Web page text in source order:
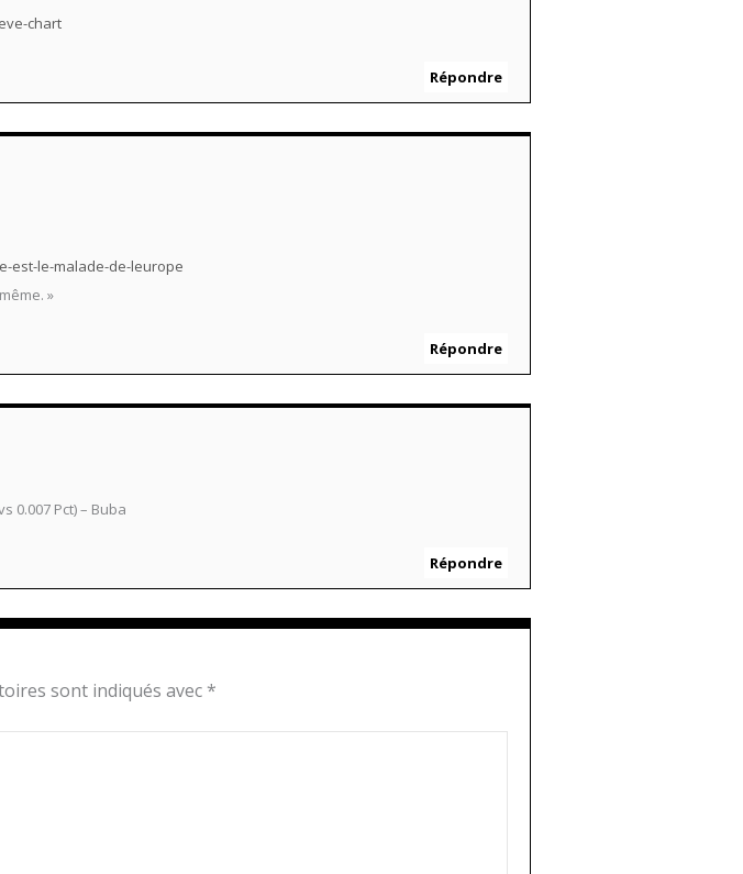
chart
Répondre
est-le-malade-de-leurope
»
Répondre
0.007 Pct) – Buba
Répondre
sont indiqués avec *